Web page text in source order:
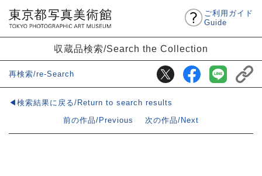
ご利用ガイド
Guide
収蔵品検索/Search the Collection
再検索/re-Search
◀検索結果に戻る/Return to search results
前の作品/Previous
次の作品/Next